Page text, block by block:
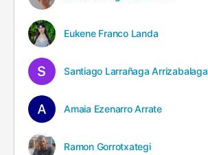
Eukene Franco Landa
Santiago Larrañaga Arrizabalaga
Amaia Ezenarro Arrate
Ramon Gorrotxategi